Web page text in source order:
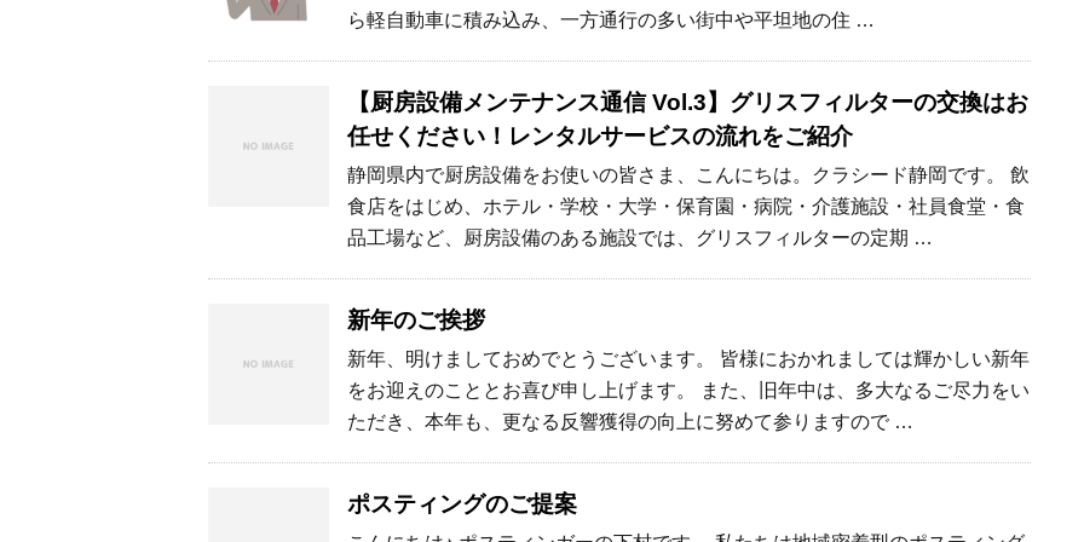
ら軽自動車に積み込み、一方通行の多い街中や平坦地の住 …
【厨房設備メンテナンス通信 Vol.3】グリスフィルターの交換はお
任せください！レンタルサービスの流れをご紹介
静岡県内で厨房設備をお使いの皆さま、こんにちは。クラシード静岡です。 飲
食店をはじめ、ホテル・学校・大学・保育園・病院・介護施設・社員食堂・食
品工場など、厨房設備のある施設では、グリスフィルターの定期 …
新年のご挨拶
新年、明けましておめでとうございます。 皆様におかれましては輝かしい新年
をお迎えのこととお喜び申し上げます。 また、旧年中は、多大なるご尽力をい
ただき、本年も、更なる反響獲得の向上に努めて参りますので …
ポスティングのご提案